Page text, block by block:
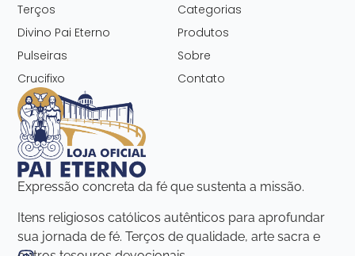
Expressão concreta da fé que sustenta a missão.
Itens religiosos católicos autênticos para aprofundar
sua jornada de fé. Terços de qualidade, arte sacra e
Categorias
Produtos
Sobre
Contato
Terços
Divino Pai Eterno
Pulseiras
Crucifixo